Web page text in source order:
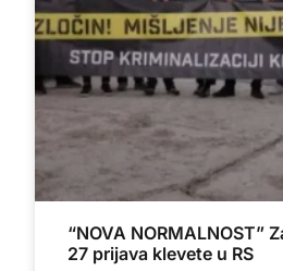
“NOVA NORMALNOST”
27 prijava klevete u RS